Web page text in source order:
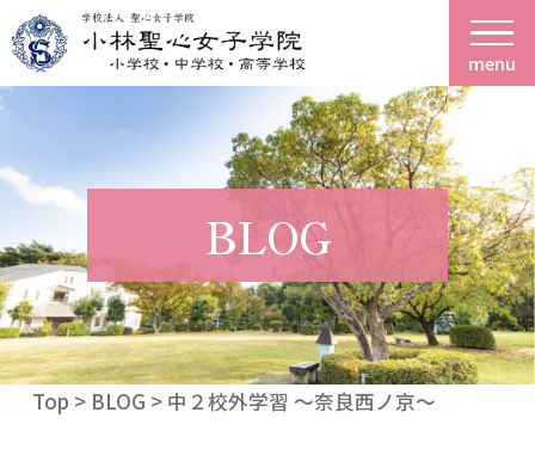
menu
BLOG
Top > BLOG > 中２校外学習 ～奈良西ノ京～